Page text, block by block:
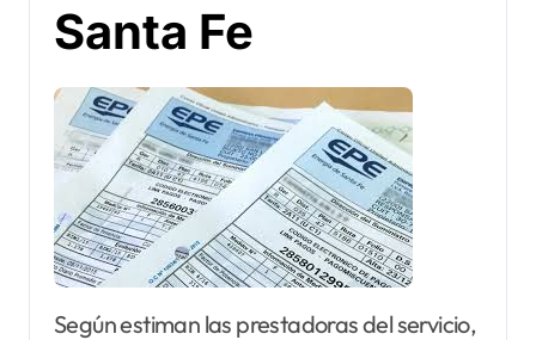
Santa Fe
Según estiman las prestadoras del servicio,